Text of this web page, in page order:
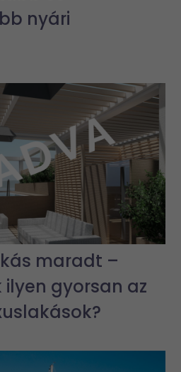
nyári
maradt –
gyorsan az